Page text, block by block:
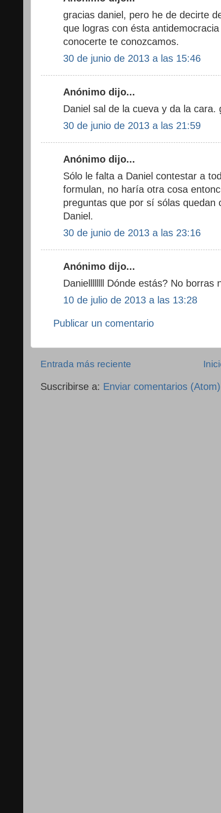
gracias daniel, pero he de decirte
que logras con ésta
conocerte te conozcamos.
30 de junio de 2013 a las 15:46
Anónimo dijo...
Daniel sal de la cueva y da la cara.
30 de junio de 2013 a las 21:59
Anónimo dijo...
Sólo le falta a Daniel contestar a
formulan, no haría otra cosa
preguntas que por sí sólas quedan
Daniel.
30 de junio de 2013 a las 23:16
Anónimo dijo...
Daniellllllll Dónde estás? No borras
10 de julio de 2013 a las 13:28
Publicar un comentario
Entrada más reciente
Suscribirse a: Enviar comentarios (Atom)